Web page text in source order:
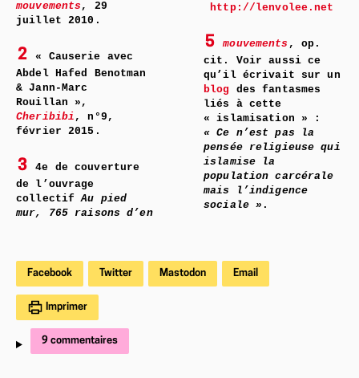
mouvements , 29
juillet 2010.
2
« Causerie avec
Abdel Hafed Benotman
& Jann-Marc
Rouillan »,
Cheribibi , n°9,
février 2015.
3
4e de couverture
de l’ouvrage
collectifAu pied
mur, 765 raisons d’en
http://lenvolee.net
5 mouvements , op.
cit. Voir aussi ce
qu’il écrivait sur un
blog
des fantasmes
liés à cette
« islamisation » :
« Ce n’est pas la
pensée religieuse qui
islamise la
population carcérale
mais l’indigence
sociale » .
Facebook Twitter Mastodon Email
Imprimer
9 commentaires